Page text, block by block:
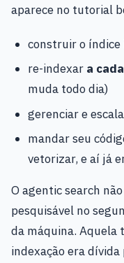
aparece no tutorial
construir o
re-indexar a
muda todo dia)
gerenciar e
mandar seu
vetorizar, e aí já
O agentic search
pesquisável no
da máquina. Aquela
indexação era